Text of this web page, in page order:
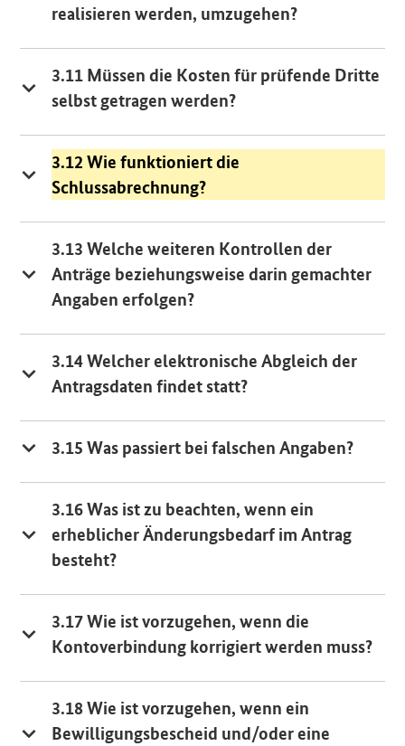
realisieren werden, umzugehen?
3.11 Müssen die Kosten für prüfende Dritte
selbst getragen werden?
3.12 Wie funktioniert die
Schlussabrechnung?
3.13 Welche weiteren Kontrollen der
Anträge beziehungsweise darin gemachter
Angaben erfolgen?
3.14 Welcher elektronische Abgleich der
Antragsdaten findet statt?
3.15 Was passiert bei falschen Angaben?
3.16 Was ist zu beachten, wenn ein
erheblicher Änderungsbedarf im Antrag
besteht?
3.17 Wie ist vorzugehen, wenn die
Kontoverbindung korrigiert werden muss?
3.18 Wie ist vorzugehen, wenn ein
Bewilligungsbescheid und/oder eine